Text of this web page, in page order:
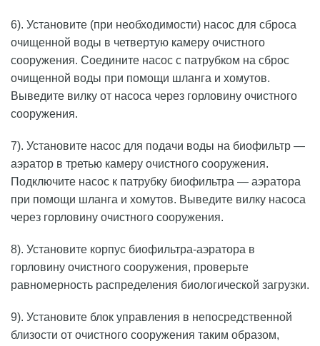
6). Установите (при необходимости) насос для сброса
очищенной воды в четвертую камеру очистного
сооружения. Соедините насос с патрубком на сброс
очищенной воды при помощи шланга и хомутов.
Выведите вилку от насоса через горловину очистного
сооружения.
7). Установите насос для подачи воды на биофильтр —
аэратор в третью камеру очистного сооружения.
Подключите насос к патрубку биофильтра — аэратора
при помощи шланга и хомутов. Выведите вилку насоса
через горловину очистного сооружения.
8). Установите корпус биофильтра-аэратора в
горловину очистного сооружения, проверьте
равномерность распределения биологической загрузки.
9). Установите блок управления в непосредственной
близости от очистного сооружения таким образом,